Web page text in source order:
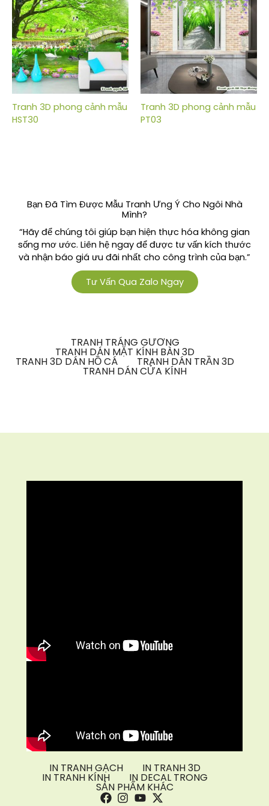
Tranh 3D phong cảnh mẫu
HST30
Tranh 3D phong cảnh mẫu
PT03
Bạn Đã Tìm Được Mẫu Tranh Ưng Ý Cho Ngôi Nhà
Mình?
“Hãy để chúng tôi giúp bạn hiện thực hóa không gian
sống mơ ước. Liên hệ ngay để được tư vấn kích thước
và nhận báo giá ưu đãi nhất cho công trình của bạn.”
Tư Vấn Qua Zalo Ngay
TRANH TRÁNG GƯƠNG
TRANH DÁN MẶT KÍNH BÀN 3D
TRANH 3D DÁN HỒ CÁ TRANH DÁN TRẦN 3D
TRANH DÁN CỬA KÍNH
IN TRANH GẠCH IN TRANH 3D
IN TRANH KÍNH IN DECAL TRONG
SẢN PHẨM KHÁC